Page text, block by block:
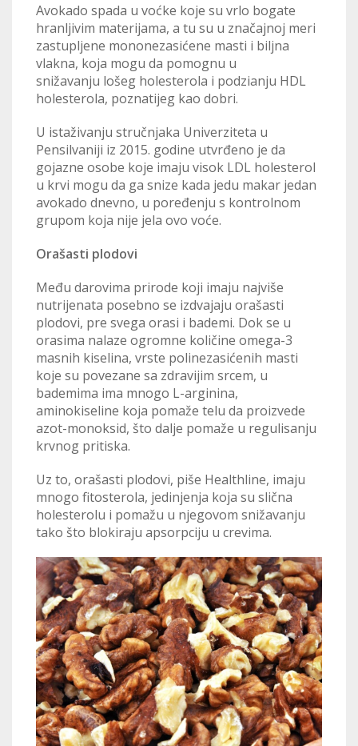
Avokado spada u voćke koje su vrlo bogate
hranljivim materijama, a tu su u značajnoj meri
zastupljene mononezasićene masti i biljna
vlakna, koja mogu da pomognu u
snižavanju lošeg holesterola i podzianju HDL
holesterola, poznatijeg kao dobri.
U istaživanju stručnjaka Univerziteta u
Pensilvaniji iz 2015. godine utvrđeno je da
gojazne osobe koje imaju visok LDL holesterol
u krvi mogu da ga snize kada jedu makar jedan
avokado dnevno, u poređenju s kontrolnom
grupom koja nije jela ovo voće.
Orašasti plodovi
Među darovima prirode koji imaju najviše
nutrijenata posebno se izdvajaju orašasti
plodovi, pre svega orasi i bademi. Dok se u
orasima nalaze ogromne količine omega-3
masnih kiselina, vrste polinezasićenih masti
koje su povezane sa zdravijim srcem, u
bademima ima mnogo L-arginina,
aminokiseline koja pomaže telu da proizvede
azot-monoksid, što dalje pomaže u regulisanju
krvnog pritiska.
Uz to, orašasti plodovi, piše Healthline, imaju
mnogo fitosterola, jedinjenja koja su slična
holesterolu i pomažu u njegovom snižavanju
tako što blokiraju apsorpciju u crevima.